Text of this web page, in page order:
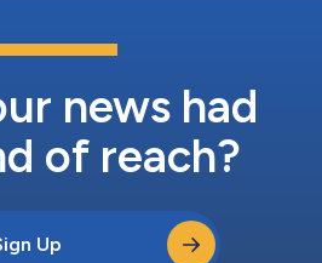
news had
of reach?
Up